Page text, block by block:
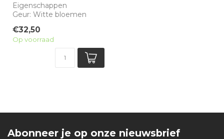
Eigenschappen
Geur: Witte bloemen
Bergamot, Casablanca le...
€32,50
Op voorraad
Abonneer je op onze nieuwsbrief